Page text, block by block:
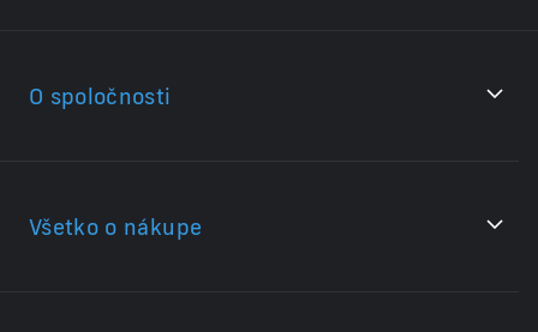
O spoločnosti
Všetko o nákupe